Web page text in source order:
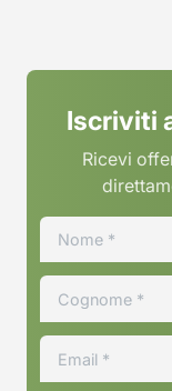
Iscriviti
Ricevi